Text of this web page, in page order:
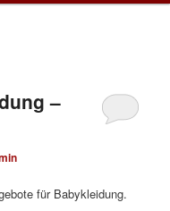
–
für Babykleidung.